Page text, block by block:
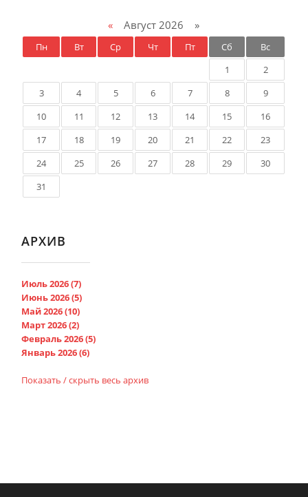
« Август 2026 »
Пн Вт Ср Чт Пт Сб
Вс
1
2
3
4 5 6 7 8
9
10
11 12 13 14 15
16
17
18 19 20 21 22
23
24
25 26 27 28 29
30
31
АРХИВ
Июль 2026 (7)
Июнь 2026 (5)
Май 2026 (10)
Март 2026 (2)
Февраль 2026 (5)
Январь 2026 (6)
Показать / скрыть весь архив